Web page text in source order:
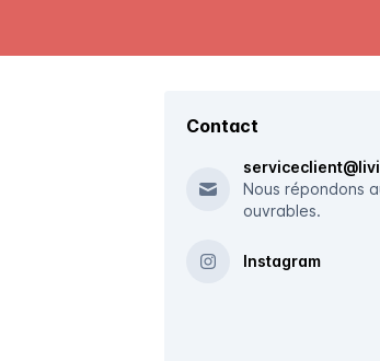
Contact
Nous répondons
ouvrables.
Instagram